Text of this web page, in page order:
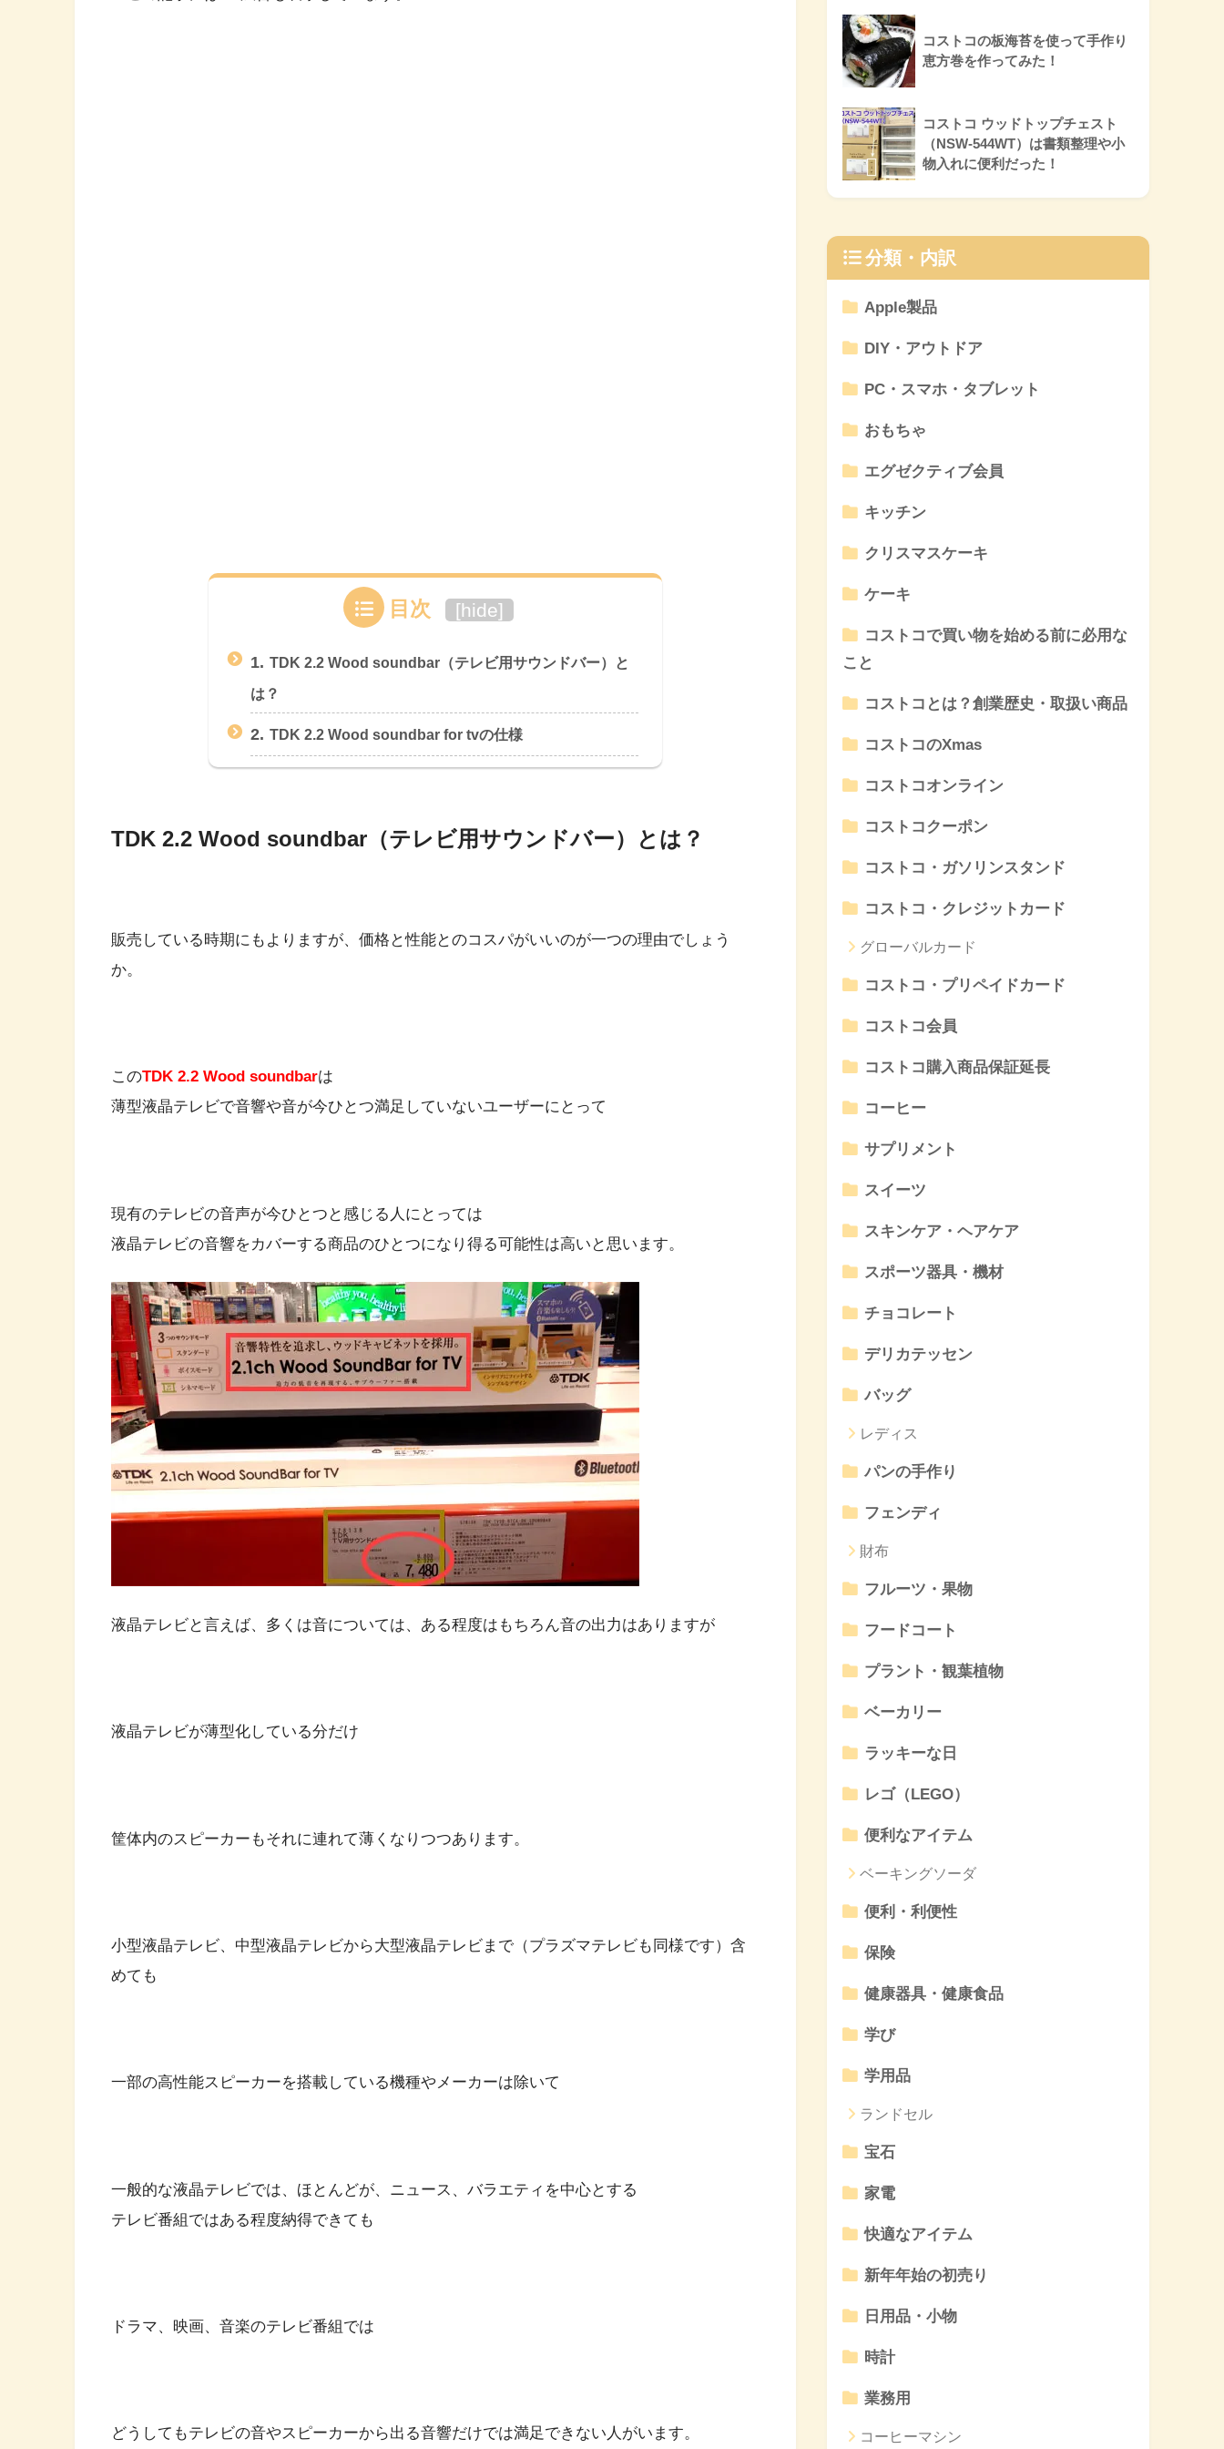
目次 [hide]
1. TDK 2.2 Wood soundbar（テレビ用サウンドバー）と
は？
2. TDK 2.2 Wood soundbar for tvの仕様
TDK 2.2 Wood soundbar（テレビ用サウンドバー）とは？
販売している時期にもよりますが、価格と性能とのコスパがいいのが一つの理由でしょう
か。
このTDK 2.2 Wood soundbarは
薄型液晶テレビで音響や音が今ひとつ満足していないユーザーにとって
現有のテレビの音声が今ひとつと感じる人にとっては
液晶テレビの音響をカバーする商品のひとつになり得る可能性は高いと思います。
液晶テレビと言えば、多くは音については、ある程度はもちろん音の出力はありますが
液晶テレビが薄型化している分だけ
筐体内のスピーカーもそれに連れて薄くなりつつあります。
小型液晶テレビ、中型液晶テレビから大型液晶テレビまで（プラズマテレビも同様です）含
めても
一部の高性能スピーカーを搭載している機種やメーカーは除いて
一般的な液晶テレビでは、ほとんどが、ニュース、バラエティを中心とする
テレビ番組ではある程度納得できても
ドラマ、映画、音楽のテレビ番組では
どうしてもテレビの音やスピーカーから出る音響だけでは満足できない人がいます。
コストコの板海苔を使って手作り
恵方巻を作ってみた！
コストコ ウッドトップチェスト
（NSW-544WT）は書類整理や小
物入れに便利だった！
分類・内訳
Apple製品
DIY・アウトドア
PC・スマホ・タブレット
おもちゃ
エグゼクティブ会員
キッチン
クリスマスケーキ
ケーキ
コストコで買い物を始める前に必用な
こと
コストコとは？創業歴史・取扱い商品
コストコのXmas
コストコオンライン
コストコクーポン
コストコ・ガソリンスタンド
コストコ・クレジットカード
グローバルカード
コストコ・プリペイドカード
コストコ会員
コストコ購入商品保証延長
コーヒー
サプリメント
スイーツ
スキンケア・ヘアケア
スポーツ器具・機材
チョコレート
デリカテッセン
バッグ
レディス
パンの手作り
フェンディ
財布
フルーツ・果物
フードコート
プラント・観葉植物
ベーカリー
ラッキーな日
レゴ（LEGO）
便利なアイテム
ベーキングソーダ
便利・利便性
保険
健康器具・健康食品
学び
学用品
ランドセル
宝石
家電
快適なアイテム
新年年始の初売り
日用品・小物
時計
業務用
コーヒーマシン